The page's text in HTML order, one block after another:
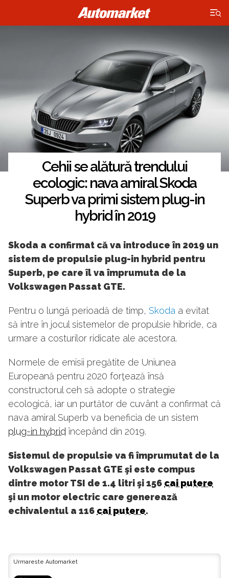
×
Cehii se alătură trendului
ecologic: nava amiral Skoda
Superb va primi sistem plug-in
hybrid în 2019
Skoda a confirmat că va introduce în 2019 un
sistem de propulsie plug-in hybrid pentru
Superb, pe care îl va împrumuta de la
Volkswagen Passat GTE.
Pentru o lungă perioadă de timp, Skoda a evitat
să intre în jocul sistemelor de propulsie hibride, ca
urmare a costurilor ridicate ale acestora.
Normele de emisii pregătite de Uniunea
Europeană pentru 2020 forţează însă
constructorul ceh să adopte o strategie
ecologică, iar un purtător de cuvânt a confirmat că
nava amiral Superb va beneficia de un sistem
plug-in hybridîncepând din 2019.
Sistemul de propulsie va fi împrumutat de la
Volkswagen Passat GTE şi este compus
dintre motor TSI de 1.4 litri şi 156 cai putere
şi un motor electric care generează
echivalentul a 116 cai putere.
Urmareste Automarket